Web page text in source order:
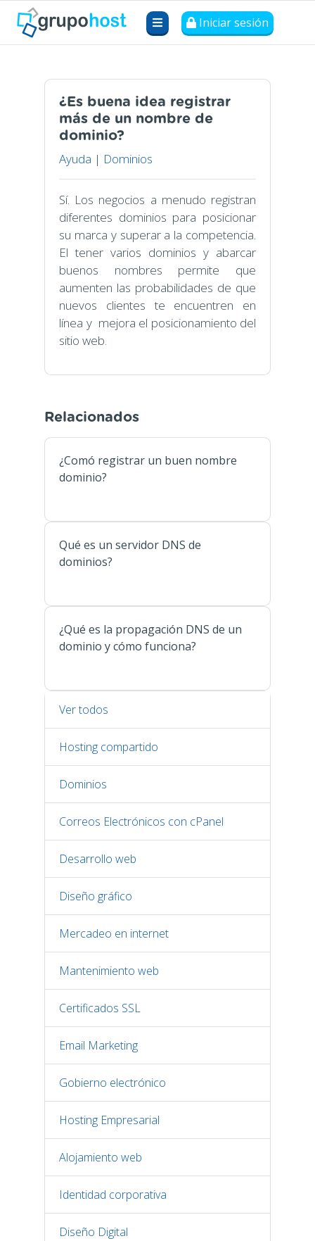
Iniciar sesión
¿Es buena idea registrar
más de un nombre de
dominio?
Ayuda | Dominios
Sí. Los negocios a menudo registran
diferentes dominios para posicionar
su marca y superar a la competencia.
El tener varios dominios y abarcar
buenos nombres permite que
aumenten las probabilidades de que
nuevos clientes te encuentren en
línea y mejora el posicionamiento del
sitio web.
Relacionados
¿Comó registrar un buen nombre
dominio?
Qué es un servidor DNS de
dominios?
¿Qué es la propagación DNS de un
dominio y cómo funciona?
Ver todos
Hosting compartido
Dominios
Correos Electrónicos con cPanel
Desarrollo web
Diseño gráfico
Mercadeo en internet
Mantenimiento web
Certificados SSL
Email Marketing
Gobierno electrónico
Hosting Empresarial
Alojamiento web
Identidad corporativa
Diseño Digital